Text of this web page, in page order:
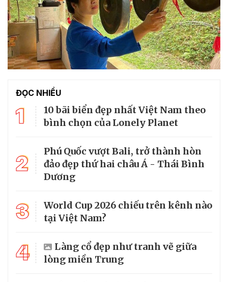
ĐỌC NHIỀU
1
10 bãi biển đẹp nhất Việt Nam theo
bình chọn của Lonely Planet
2
Phú Quốc vượt Bali, trở thành hòn
đảo đẹp thứ hai châu Á - Thái Bình
Dương
3
World Cup 2026 chiếu trên kênh nào
tại Việt Nam?
4
Làng cổ đẹp như tranh vẽ giữa
lòng miền Trung